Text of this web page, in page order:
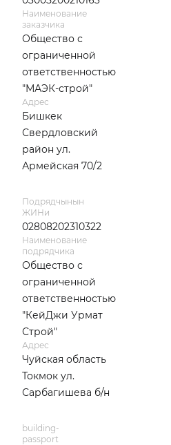
Наименование
заказчика
Общество с
ограниченной
ответственностью
"МАЭК-строй"
Адрес
Бишкек
Свердловский
район ул.
Армейская 70/2
Подрядчынын
ЖИНи
02808202310322
Наименование
подрядчика
Общество с
ограниченной
ответственностью
"КейДжи Урмат
Строй"
Адрес
Чуйская область
Токмок ул.
Сарбагишева б/н
building-
passport